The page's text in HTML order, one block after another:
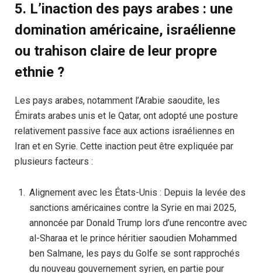
5. L’inaction des pays arabes : une
domination américaine, israélienne
ou trahison claire de leur propre
ethnie ?
Les pays arabes, notamment l’Arabie saoudite, les
Émirats arabes unis et le Qatar, ont adopté une posture
relativement passive face aux actions israéliennes en
Iran et en Syrie. Cette inaction peut être expliquée par
plusieurs facteurs :
Alignement avec les États-Unis : Depuis la levée des
sanctions américaines contre la Syrie en mai 2025,
annoncée par Donald Trump lors d’une rencontre avec
al-Sharaa et le prince héritier saoudien Mohammed
ben Salmane, les pays du Golfe se sont rapprochés
du nouveau gouvernement syrien, en partie pour